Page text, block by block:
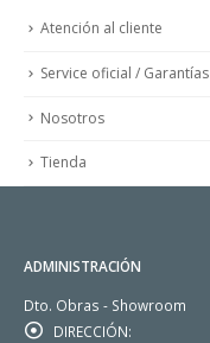
Atención al cliente
Service oficial / Garantías
Nosotros
Tienda
ADMINISTRACIÓN
Dto. Obras - Showroom
DIRECCIÓN: